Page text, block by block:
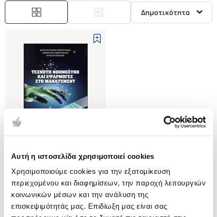
Αυτή η ιστοσελίδα χρησιμοποιεί cookies
Χρησιμοποιούμε cookies για την εξατομίκευση
περιεχομένου και διαφημίσεων, την παροχή λειτουργιών
κοινωνικών μέσων και την ανάλυση της
επισκεψιμότητάς μας. Επιδίωξη μας είναι σας
Δημοτικότητα
(0)
Τεχνητή νοημοσύνη και
εφαρμογές στο μάνατζμεντ
ΖΟΠΟΥΝΙΔΗΣ
ΚΩΝΣΤΑΝΤΙΝΟΣ